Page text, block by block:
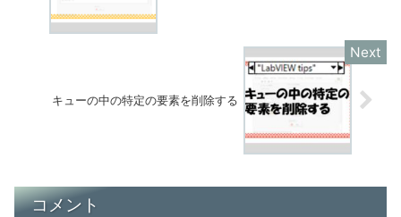
キューの中の特定の要素を削除する
コメント